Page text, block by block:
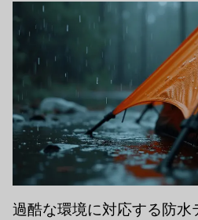
過酷な環境に対応する防水